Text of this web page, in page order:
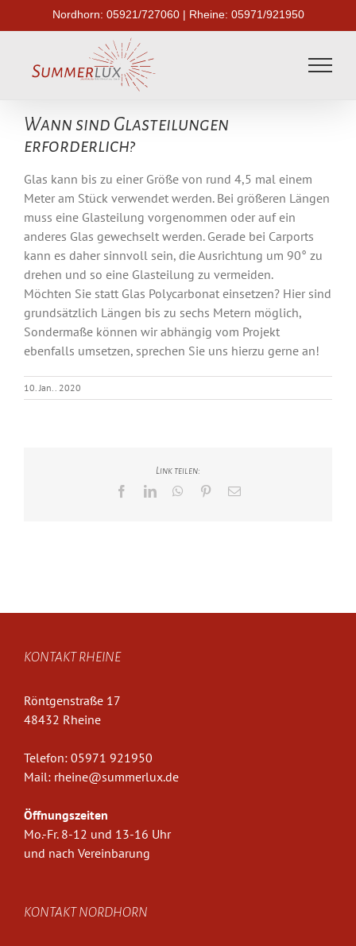
to
Nordhorn: 05921/727060| Rheine: 05971/921950
Wann sind Glasteilungen
erforderlich?
Glas kann bis zu einer Größe von rund 4,5 mal einem
Meter am Stück verwendet werden. Bei größeren Längen
muss eine Glasteilung vorgenommen oder auf ein
anderes Glas gewechselt werden. Gerade bei Carports
kann es daher sinnvoll sein, die Ausrichtung um 90° zu
drehen und so eine Glasteilung zu vermeiden.
Möchten Sie statt Glas Polycarbonat einsetzen? Hier sind
grundsätzlich Längen bis zu sechs Metern möglich,
Sondermaße können wir abhängig vom Projekt
ebenfalls umsetzen, sprechen Sie uns hierzu gerne an!
10. Jan.. 2020
Link teilen:
FacebookLinkedInWhatsApp
Pinterest
E-
KONTAKT RHEINE
Röntgenstraße 17
48432 Rheine
Telefon: 05971 921950
Mail: rheine@summerlux.de
Öffnungszeiten
Mo.-Fr. 8-12 und 13-16 Uhr
und nach Vereinbarung
KONTAKT NORDHORN